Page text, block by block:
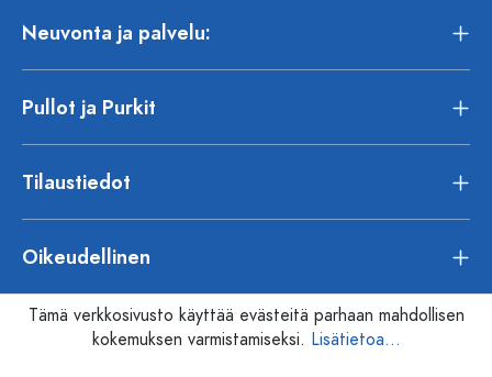
Neuvonta ja palvelu:
Pullot ja Purkit
Tilaustiedot
Oikeudellinen
Tämä verkkosivusto käyttää evästeitä parhaan mahdollisen
kokemuksen varmistamiseksi. Lisätietoa...